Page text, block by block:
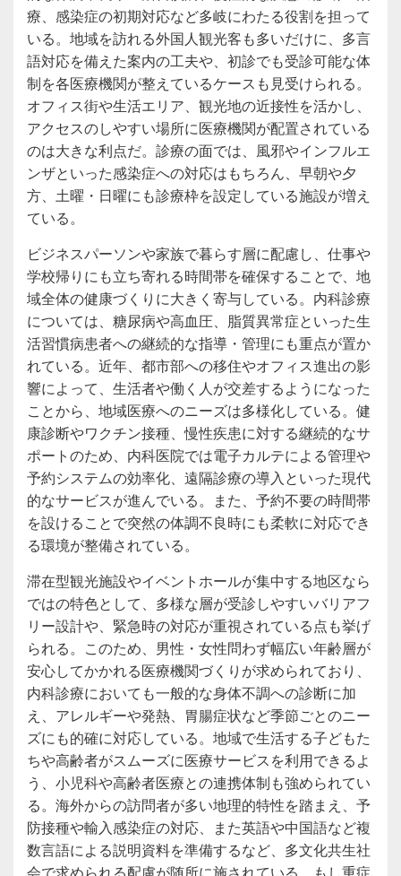
療、感染症の初期対応など多岐にわたる役割を担って
いる。地域を訪れる外国人観光客も多いだけに、多言
語対応を備えた案内の工夫や、初診でも受診可能な体
制を各医療機関が整えているケースも見受けられる。
オフィス街や生活エリア、観光地の近接性を活かし、
アクセスのしやすい場所に医療機関が配置されている
のは大きな利点だ。診療の面では、風邪やインフルエ
ンザといった感染症への対応はもちろん、早朝や夕
方、土曜・日曜にも診療枠を設定している施設が増え
ている。
ビジネスパーソンや家族で暮らす層に配慮し、仕事や
学校帰りにも立ち寄れる時間帯を確保することで、地
域全体の健康づくりに大きく寄与している。内科診療
については、糖尿病や高血圧、脂質異常症といった生
活習慣病患者への継続的な指導・管理にも重点が置か
れている。近年、都市部への移住やオフィス進出の影
響によって、生活者や働く人が交差するようになった
ことから、地域医療へのニーズは多様化している。健
康診断やワクチン接種、慢性疾患に対する継続的なサ
ポートのため、内科医院では電子カルテによる管理や
予約システムの効率化、遠隔診療の導入といった現代
的なサービスが進んでいる。また、予約不要の時間帯
を設けることで突然の体調不良時にも柔軟に対応でき
る環境が整備されている。
滞在型観光施設やイベントホールが集中する地区なら
ではの特色として、多様な層が受診しやすいバリアフ
リー設計や、緊急時の対応が重視されている点も挙げ
られる。このため、男性・女性問わず幅広い年齢層が
安心してかかれる医療機関づくりが求められており、
内科診療においても一般的な身体不調への診断に加
え、アレルギーや発熱、胃腸症状など季節ごとのニー
ズにも的確に対応している。地域で生活する子どもた
ちや高齢者がスムーズに医療サービスを利用できるよ
う、小児科や高齢者医療との連携体制も強められてい
る。海外からの訪問者が多い地理的特性を踏まえ、予
防接種や輸入感染症の対応、また英語や中国語など複
数言語による説明資料を準備するなど、多文化共生社